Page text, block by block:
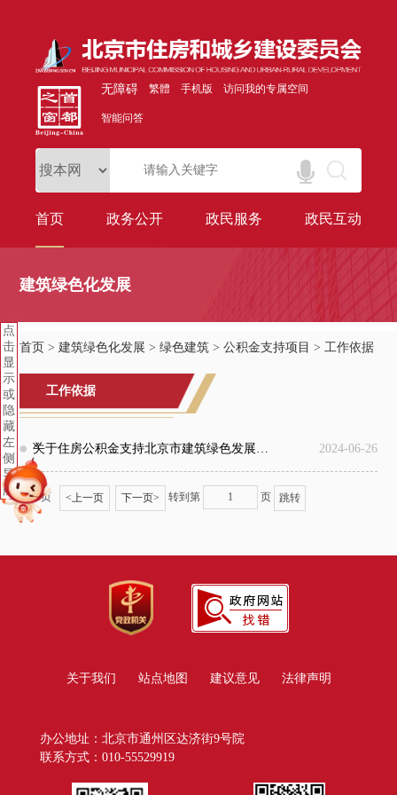
无障碍 繁體 手机版 访问我的专属空间
智能问答
首页 政务公开 政民服务 政民互动
建筑绿色化发展
点
击
显
示
或
隐
藏
左
侧
导
航
首页 >建筑绿色化发展 >绿色建筑 >公积金支持项目 >工作依据
工作依据
关于住房公积金支持北京市建筑绿色发展的实施办法（京建发〔2024〕220号） 2024-06-26
共1页 <上一页 下一页> 转到第 页
+
关于我们 站点地图 建议意见 法律声明
办公地址：北京市通州区达济街9号院
联系方式：010-55529919